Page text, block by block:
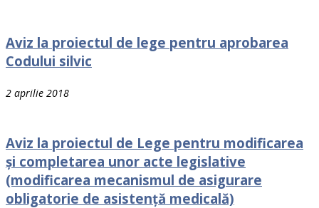
Aviz la proiectul de lege pentru aprobarea
Codului silvic
2 aprilie 2018
Aviz la proiectul de Lege pentru modificarea
şi completarea unor acte legislative
(modificarea mecanismul de asigurare
obligatorie de asistenţă medicală)